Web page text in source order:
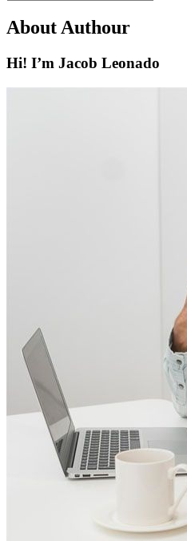
About Authour
Hi! I’m Jacob Leonado